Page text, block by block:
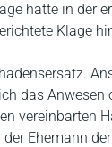
hatte in der
Klage
das
vereinbarten
Ehemann